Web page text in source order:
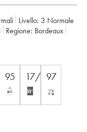
Livello: 3 Normale
Regione:
Bordeaux
95 17/2097